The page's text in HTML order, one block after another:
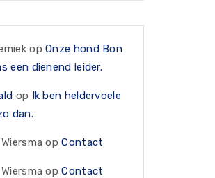
opOnze hond Bon
een dienend leider.
op Ik ben heldervoele
dan.
opContact
opContact